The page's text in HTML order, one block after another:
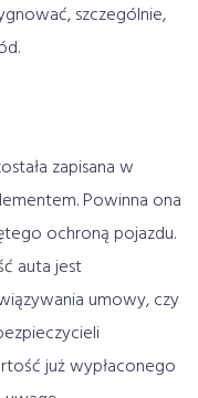
szczególnie,
zapisana w
Powinna ona
ochroną pojazdu.
auta jest
umowy, czy
już wypłaconego